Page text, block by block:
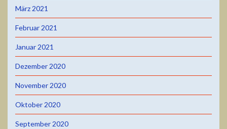
März 2021
Februar 2021
Januar 2021
Dezember 2020
November 2020
Oktober 2020
September 2020